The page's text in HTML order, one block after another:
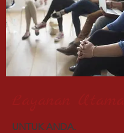
UNTUK ANDA.